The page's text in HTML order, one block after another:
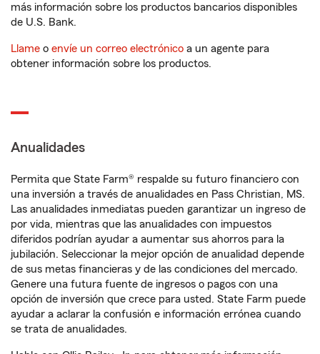
más información sobre los productos bancarios disponibles
de U.S. Bank.
Llame o envíe un correo electrónico a un agente para
obtener información sobre los productos.
Anualidades
Permita que State Farm® respalde su futuro financiero con
una inversión a través de anualidades en Pass Christian, MS.
Las anualidades inmediatas pueden garantizar un ingreso de
por vida, mientras que las anualidades con impuestos
diferidos podrían ayudar a aumentar sus ahorros para la
jubilación. Seleccionar la mejor opción de anualidad depende
de sus metas financieras y de las condiciones del mercado.
Genere una futura fuente de ingresos o pagos con una
opción de inversión que crece para usted. State Farm puede
ayudar a aclarar la confusión e información errónea cuando
se trata de anualidades.